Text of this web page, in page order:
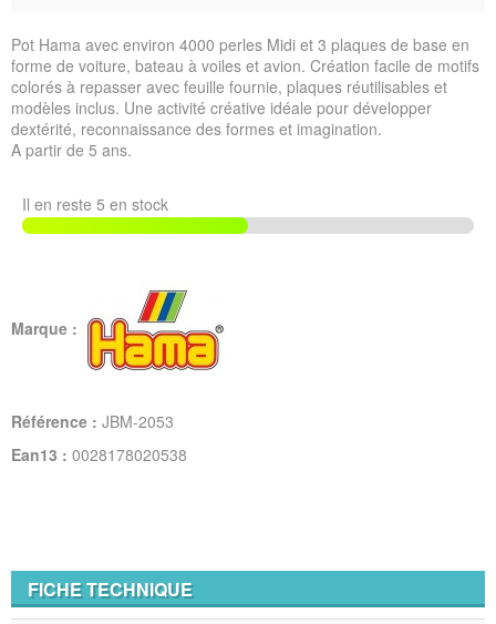
Pot Hama avec environ 4000 perles Midi et 3 plaques de base en
forme de voiture, bateau à voiles et avion. Création facile de motifs
colorés à repasser avec feuille fournie, plaques réutilisables et
modèles inclus. Une activité créative idéale pour développer
dextérité, reconnaissance des formes et imagination.
A partir de 5 ans.
Il en reste 5 en stock
Marque :
Référence : JBM-2053
Ean13 : 0028178020538
FICHE TECHNIQUE